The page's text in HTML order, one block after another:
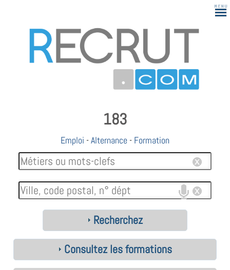
183
Emploi -Alternance - Formation
Recherchez
Consultez les formations